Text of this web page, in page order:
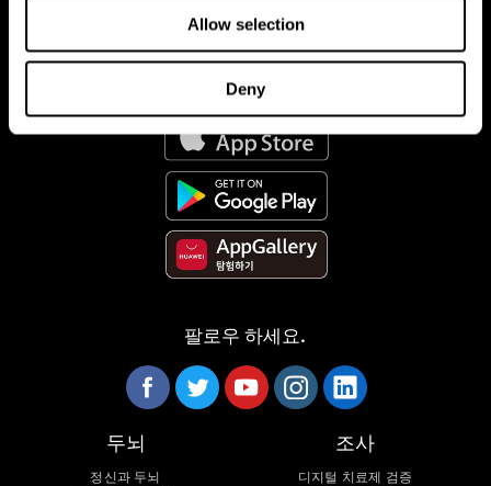
Allow selection
Deny
CogniFit App
팔로우 하세요.
두뇌
정신과 두뇌
조사
디지털 치료제 검증